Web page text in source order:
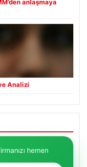
anlaşmaya
Analizi
hemen